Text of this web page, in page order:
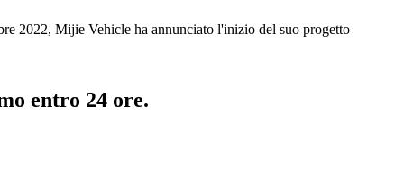
2022, Mijie Vehicle ha annunciato l'inizio del suo progetto
entro 24 ore.